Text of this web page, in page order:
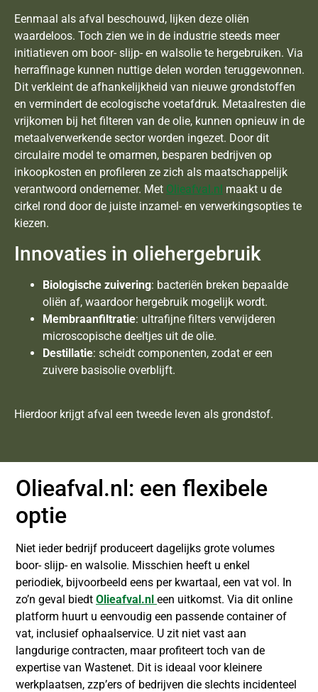
Eenmaal als afval beschouwd, lijken deze oliën
waardeloos. Toch zien we in de industrie steeds meer
initiatieven om boor- slijp- en walsolie te hergebruiken. Via
herraffinage kunnen nuttige delen worden teruggewonnen.
Dit verkleint de afhankelijkheid van nieuwe grondstoffen
en vermindert de ecologische voetafdruk. Metaalresten die
vrijkomen bij het filteren van de olie, kunnen opnieuw in de
metaalverwerkende sector worden ingezet. Door dit
circulaire model te omarmen, besparen bedrijven op
inkoopkosten en profileren ze zich als maatschappelijk
verantwoord ondernemer. Met Olieafval.nl maakt u de
cirkel rond door de juiste inzamel- en verwerkingsopties te
kiezen.
Innovaties in oliehergebruik
Biologische zuivering: bacteriën breken bepaalde
oliën af, waardoor hergebruik mogelijk wordt.
Membraanfiltratie: ultrafijne filters verwijderen
microscopische deeltjes uit de olie.
Destillatie: scheidt componenten, zodat er een
zuivere basisolie overblijft.
Hierdoor krijgt afval een tweede leven als grondstof.
Olieafval.nl: een flexibele
optie
Niet ieder bedrijf produceert dagelijks grote volumes
boor- slijp- en walsolie. Misschien heeft u enkel
periodiek, bijvoorbeeld eens per kwartaal, een vat vol. In
zo’n geval biedt Olieafval.nl een uitkomst. Via dit online
platform huurt u eenvoudig een passende container of
vat, inclusief ophaalservice. U zit niet vast aan
langdurige contracten, maar profiteert toch van de
expertise van Wastenet. Dit is ideaal voor kleinere
werkplaatsen, zzp’ers of bedrijven die slechts incidenteel